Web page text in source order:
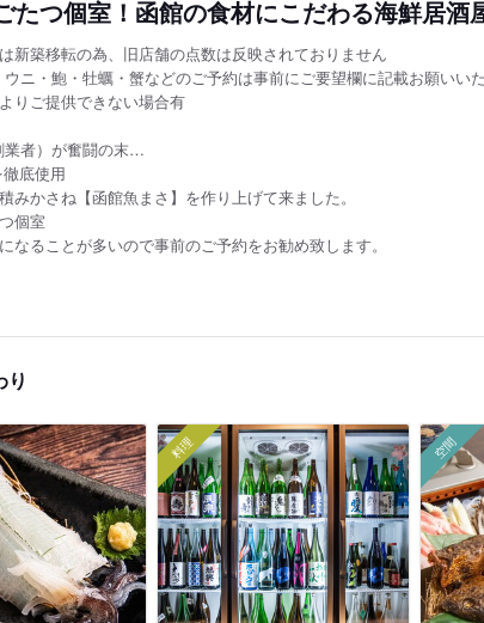
たつ個室！函館の食材にこだわる海鮮居酒
新築移転の為、旧店舗の点数は反映されておりません
ニ・鮑・牡蠣・蟹などのご予約は事前にご要望欄に記載お願いいた
りご提供できない場合有
業者）が奮闘の末…
底使用
みかさね【函館魚まさ】を作り上げて来ました。
個室
なることが多いので事前のご予約をお勧め致します。
り
料理 空間